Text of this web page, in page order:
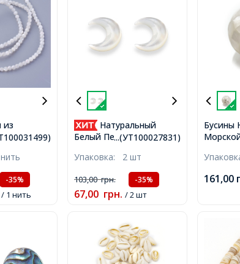
из
около
-35%
/ 1 нить
...(УТ100027831)
Натуральный
Белый Перламутр, без
Размер: 10х8х2мм,
Упаковка: 2 шт
103,00грн. -35%
67,00 грн. / 2 шт
Бусины
161,00